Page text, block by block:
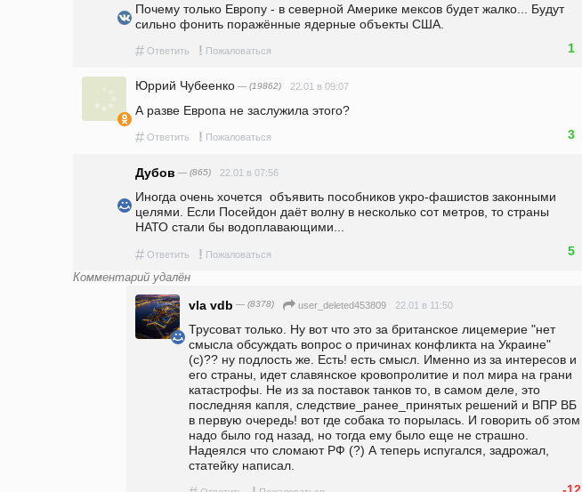
Почему только Европу - в северной Америке мексов будет жалко... Будут
сильно фонить поражённые ядерные объекты США.
# Ответить ! Пожаловаться 1
Юррий Чубеенко — (19862) 22.01 в 09:07
А разве Европа не заслужила этого?
# Ответить ! Пожаловаться 3
Дубов — (865) 22.01 в 07:56
Иногда очень хочется  объявить пособников укро-фашистов законными
целями. Если Посейдон даёт волну в несколько сот метров, то страны
НАТО стали бы водоплавающими...
# Ответить ! Пожаловаться 5
Комментарий удалён
vla vdb — (8378) user_deleted453809 22.01 в 11:50
Трусоват только. Ну вот что это за британское лицемерие "нет
смысла обсуждать вопрос о причинах конфликта на Украине"
(с)?? ну подлость же. Есть! есть смысл. Именно из за интересов и
его страны, идет славянское кровопролитие и пол мира на грани
катастрофы. Не из за поставок танков то, в самом деле, это
последняя капля, следствие_ранее_принятых решений и ВПР ВБ
в первую очередь! вот где собака то порылась. И говорить об этом
надо было год назад, но тогда ему было еще не страшно.
Надеялся что сломают РФ (?) А теперь испугался, задрожал,
статейку написал.
-12